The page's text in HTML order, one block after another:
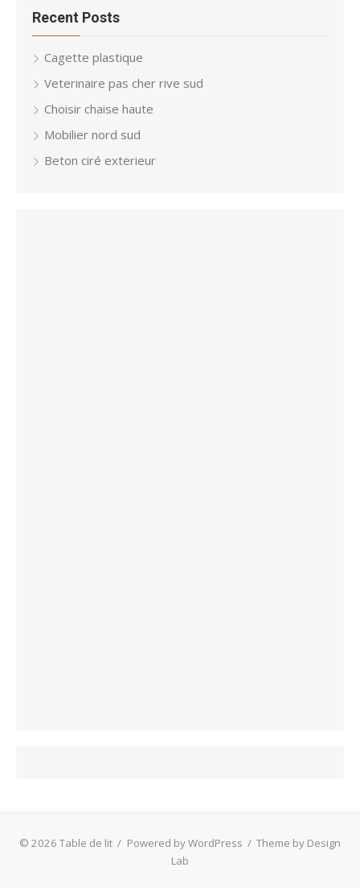
Recent Posts
Cagette plastique
Veterinaire pas cher rive sud
Choisir chaise haute
Mobilier nord sud
Beton ciré exterieur
© 2026 Table de lit / Powered by WordPress / Theme by Design
Lab